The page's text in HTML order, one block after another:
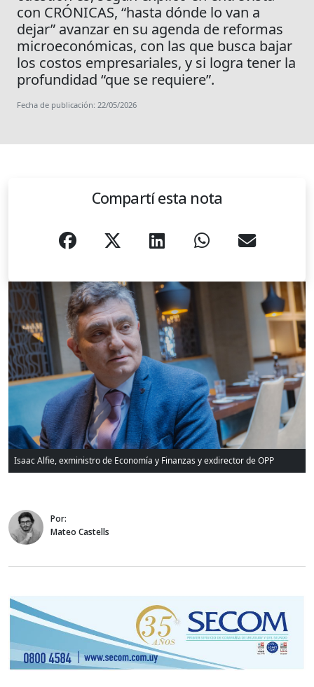
con CRÓNICAS, “hasta dónde lo van a
dejar” avanzar en su agenda de reformas
microeconómicas, con las que busca bajar
los costos empresariales, y si logra tener la
profundidad “que se requiere”.
Fecha de publicación: 22/05/2026
Compartí esta nota
Isaac Alfie, exministro de Economía y Finanzas y exdirector de OPP
Por:
Mateo Castells